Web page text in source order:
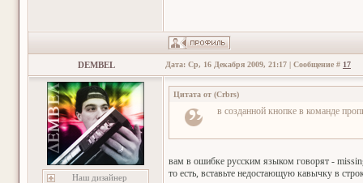
DEMBEL Дата: Ср, 16 Декабря 2009, 21:17 | Сообщение # 17
Наш дизайнер
Цитата от (Crbrs)
в созданной кнопке в команде
вам в ошибке русским языком говорят -
то есть, вставьте недостающую кавычку в